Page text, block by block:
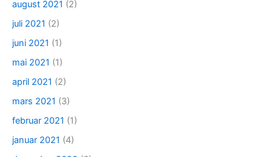
august 2021 (2)
juli 2021 (2)
juni 2021 (1)
mai 2021 (1)
april 2021 (2)
mars 2021 (3)
februar 2021 (1)
januar 2021 (4)